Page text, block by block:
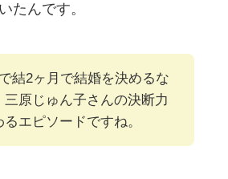
たんです。
結2ヶ月で結婚を決めるな
三原じゅん子さんの決断力
るエピソードですね。